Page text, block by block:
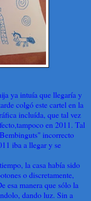
ya intuía que llegaría y
colgó este cartel en la
incluída, que tal vez
en 2011. Tal
incorrecto
iba a llegar y se
la casa había sido
o discretamente,
esa manera que sólo la
dando luz. Sin a